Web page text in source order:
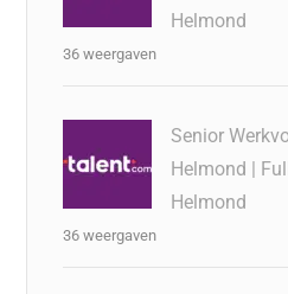
Helmond
36 weergaven
Senior
Helmond |
Helmond
36 weergaven